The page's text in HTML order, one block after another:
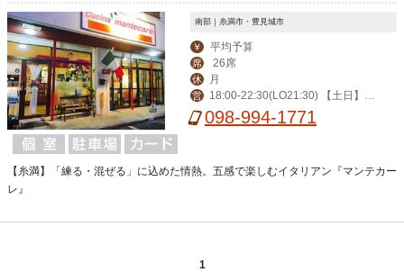
南部｜糸満市・豊見城市
￥ 平均予算
席 26席
休 月
営
18:00-22:30(LO21:30) 【土日】 1
2:00-15:00(LO14:00) 18:00-22:30(LO
098-994-1771
【糸満】「練る・混ぜる」に込めた情熱。五感で楽しむイタリアン『マンテカー
レ』
1